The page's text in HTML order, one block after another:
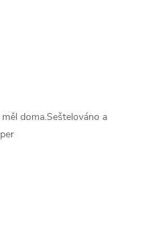
doma.Seštelováno a